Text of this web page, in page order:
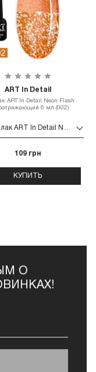
ART In Detail
ART In Detail Neon Flash
6 мл (002)
Гель-лак ART In Detail Neon Flash светоотражающий 6 мл (002)
109 грн
КУПИТЬ
О